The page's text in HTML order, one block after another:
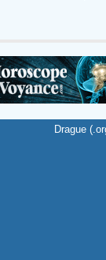
Drague